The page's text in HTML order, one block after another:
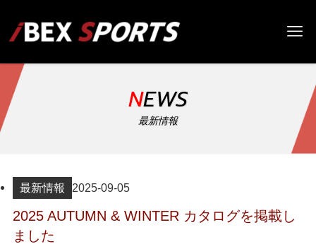
NEWS
最新情報
最新情報 2025-09-05
2025 AUTUMN & WINTER カタログを掲載し
ました